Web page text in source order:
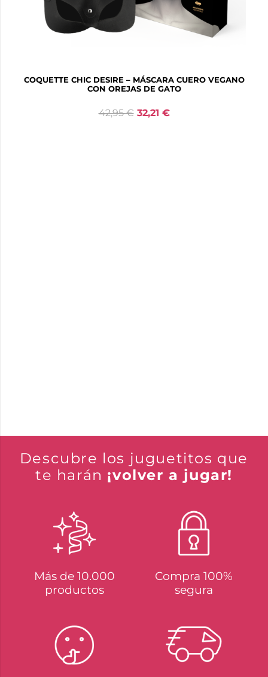
COQUETTE CHIC DESIRE – MÁSCARA CUERO VEGANO
CON OREJAS DE GATO
42,95€ 32,21 €
Descubre los juguetitos que
te harán ¡volver a jugar!
Más de 10.000
productos
Compra 100%
segura